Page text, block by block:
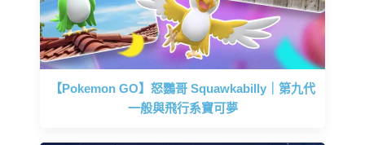
【Pokemon GO】怒鸚哥 Squawkabilly｜第九代
一般與飛行系寶可夢